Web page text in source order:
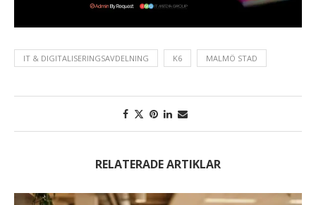
IT & DIGITALISERINGSAVDELNING K6 MALMÖ STAD
RELATERADE ARTIKLAR